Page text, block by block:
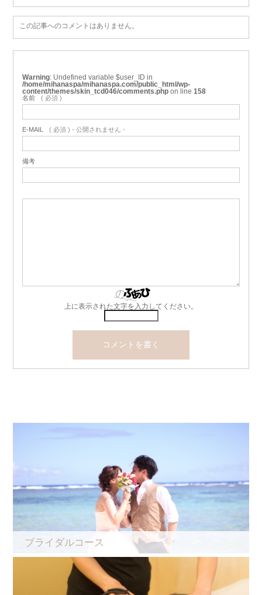
この記事へのコメントはありません。
Warning : Undefined variable $user_ID in
/home/mihanaspa/mihanaspa.com/public_html/wp-
content/themes/skin_tcd046/comments.php on line 158
名前 ( 必須 )
E-MAIL ( 必須 ) - 公開されません -
備考
上に表示された文字を入力してください。
ブライダルコース